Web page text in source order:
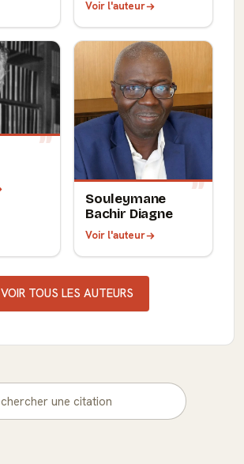
Voir l'auteur
Souleymane
Bachir Diagne
Voir l'auteur
VOIR TOUS LES AUTEURS